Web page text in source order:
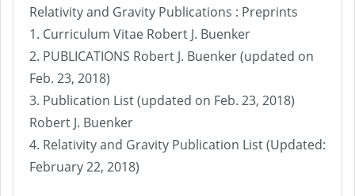
Relativity and Gravity Publications : Preprints
1. Curriculum Vitae Robert J. Buenker
2. PUBLICATIONS Robert J. Buenker (updated on
Feb. 23, 2018)
3. Publication List (updated on Feb. 23, 2018)
Robert J. Buenker
4. Relativity and Gravity Publication List (Updated:
February 22, 2018)